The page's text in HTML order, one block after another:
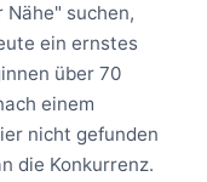
Nähe" suchen,
ein ernstes
über 70
einem
nicht gefunden
die Konkurrenz.